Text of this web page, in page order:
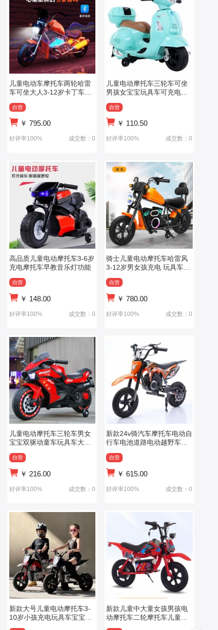
儿童电动车摩托车两轮哈雷
车可坐大人3-12岁卡丁车玩
自营
￥ 795.00
好评率100% 成交数：0
儿童电动摩托车三轮车可坐
男孩女宝宝玩具车可充电童
自营
￥ 110.50
好评率100% 成交数：0
高品质儿童电动摩托车3-6岁
充电摩托车早教音乐灯功能
自营
￥ 148.00
好评率100% 成交数：0
骑士儿童电动摩托车哈雷风
3-12岁男女孩充电 玩具车礼
自营
￥780.00
好评率100% 成交数：0
儿童电动摩托车三轮车男女
宝宝双驱动童车玩具车大号
自营
￥ 216.00
好评率100% 成交数：0
新款24v骑汽车摩托车电动自
行车电池道路电动越野车二
自营
￥615.00
好评率100% 成交数：0
新款大号儿童电动摩托车3-
10岁小孩充电玩具车宝宝可
坐人两轮摩托
新款儿童中大童女孩男孩电
动摩托车二轮摩托车儿童电
动摩托车